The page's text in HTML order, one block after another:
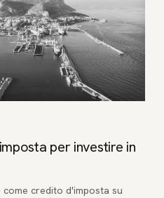
per investire in
credito d'imposta su